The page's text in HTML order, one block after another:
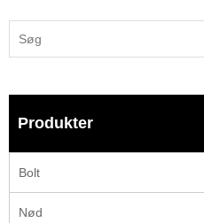
Produkter
Bolt
Nød